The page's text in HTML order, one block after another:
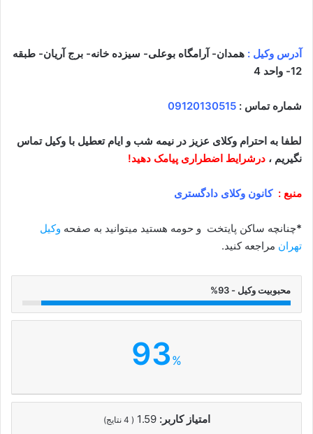
آدرس وکیل : همدان- آرامگاه بوعلی- سیزده خانه- برج آریان- طبقه
12- واحد 4
شماره تماس : 09120130515
لطفا به احترام وکلای عزیز در نیمه شب و ایام تعطیل با وکیل تماس
نگیریم ، درشرایط اضطراری پیامک دهید!
منبع : کانون وکلای دادگستری
*چنانچه ساکن پایتخت و حومه هستید میتوانید به صفحه وکیل
تهران مراجعه کنید.
محبوبیت وکیل - 93%
93%
امتیاز کاربر:1.59
(
4 نتایج)